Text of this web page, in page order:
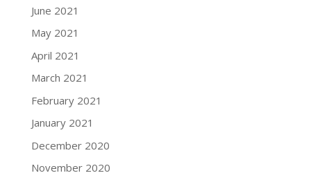
June 2021
May 2021
April 2021
March 2021
February 2021
January 2021
December 2020
November 2020